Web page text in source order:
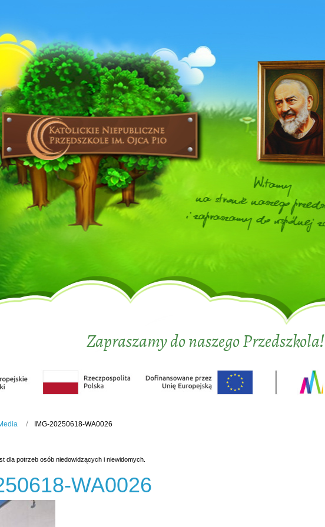
Zapraszamy do naszego Przedszkola!
IMG-20250618-WA0026
dla potrzeb osób niedowidzących i niewidomych.
WA0026